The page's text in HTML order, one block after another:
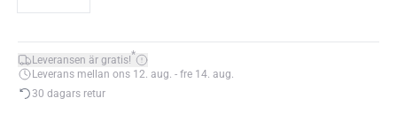
Leveransen är gratis!*
Leverans mellan ons 12. aug. - fre 14. aug.
30 dagars retur